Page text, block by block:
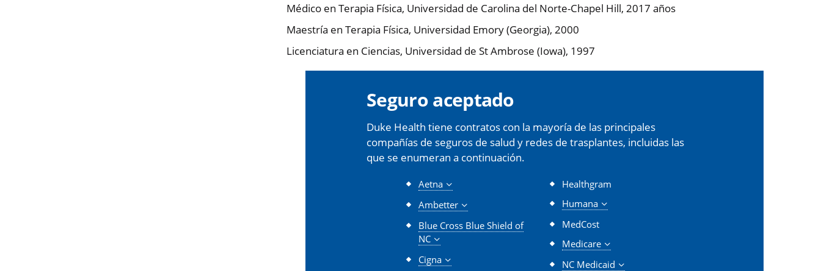
Médico en Terapia Física, Universidad de Carolina del Norte-Chapel Hill, 2017 años
Maestría en Terapia Física, Universidad Emory (Georgia), 2000
Licenciatura en Ciencias, Universidad de St Ambrose (Iowa), 1997
Seguro aceptado
Duke Health tiene contratos con la mayoría de las principales
compañías de seguros de salud y redes de trasplantes, incluidas las
que se enumeran a continuación.
Aetna
Ambetter
Blue Cross Blue Shield of
NC
Cigna
Healthgram
Humana
MedCost
Medicare
NC Medicaid